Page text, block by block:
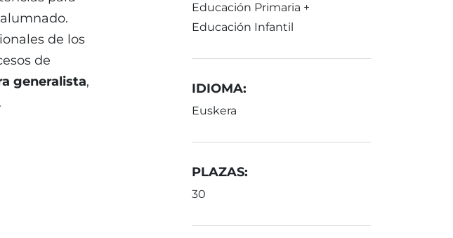
de los
de
generalista,
Educación Primaria +
Educación Infantil
IDIOMA:
Euskera
PLAZAS:
30